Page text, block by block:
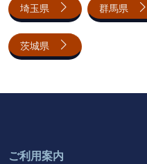
埼玉県 群馬県
茨城県
ご利用案内